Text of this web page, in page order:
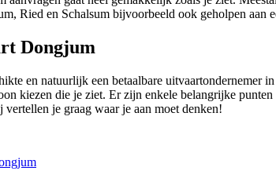
Ried en Schalsum bijvoorbeeld ook geholpen aan
Dongjum
en natuurlijk een betaalbare
kiezen die je ziet. Er zijn enkele belangrijke
je graag waar je aan moet denken!